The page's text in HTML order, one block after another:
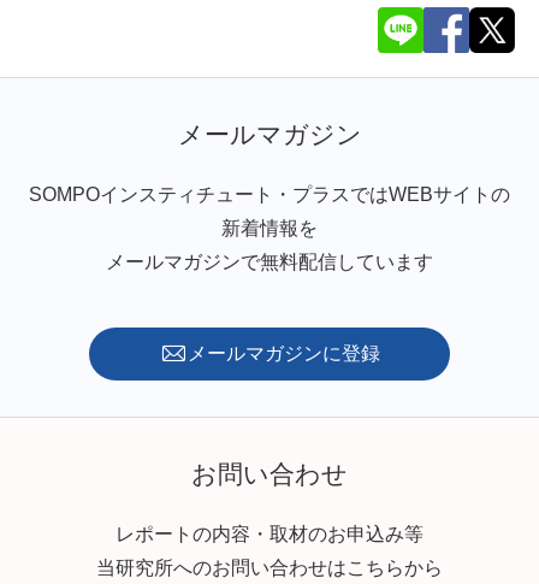
メールマガジン
SOMPOインスティチュート・プラスではWEBサイトの
新着情報を
メールマガジンで無料配信しています
メールマガジンに登録
お問い合わせ
レポートの内容・取材のお申込み等
当研究所へのお問い合わせはこちらから